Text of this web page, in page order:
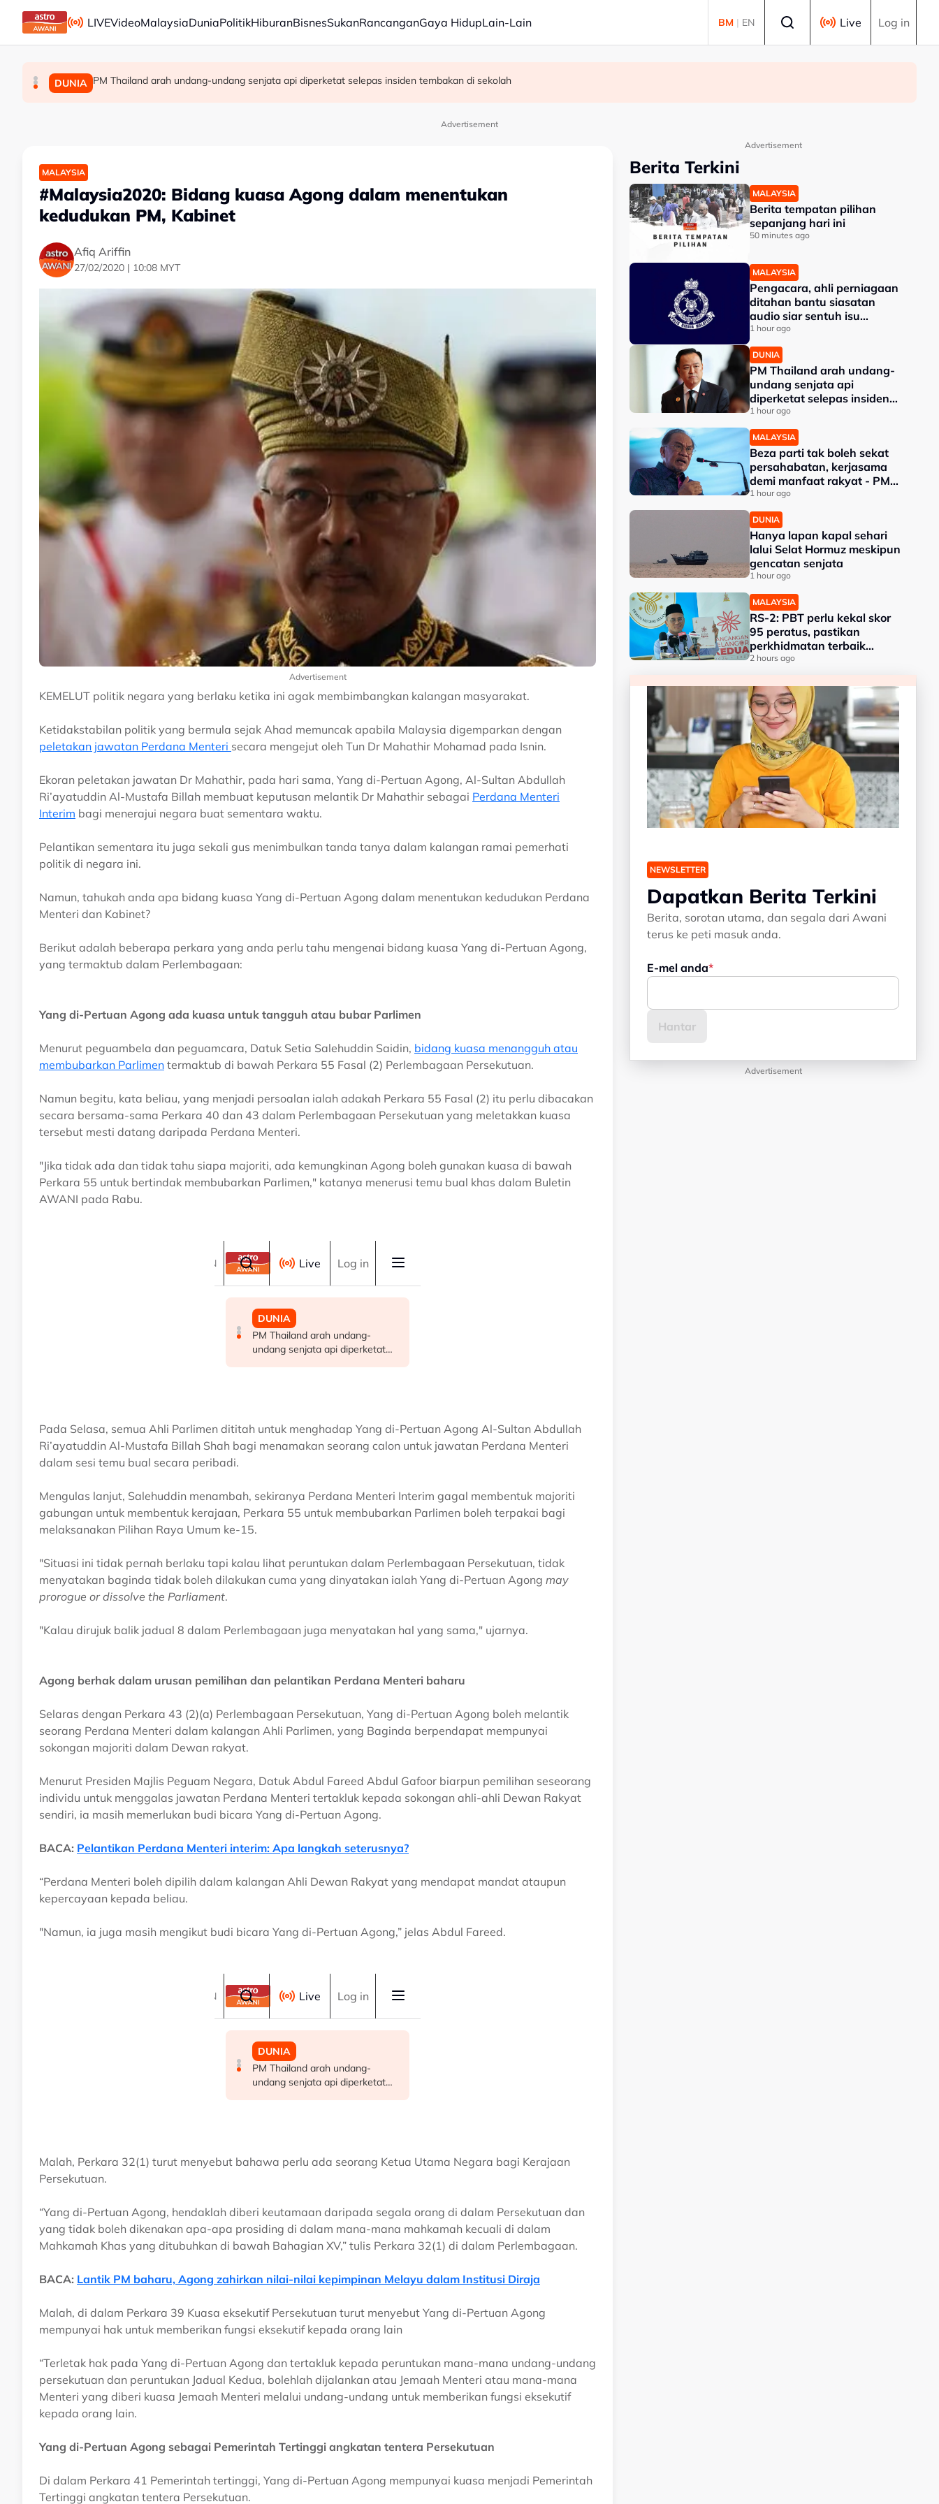
Skip to main content
LIVEVideoMalaysiaDuniaPolitikHiburanBisnesSukanRancanganGaya HidupLain-Lain BM | EN Live Log in
MALAYSIA Berita tempatan pilihan sepanjang hari ini
MALAYSIA Pengacara, ahli perniagaan ditahan bantu siasatan audio siar sentuh isu sensitiviti agama
DUNIA PM Thailand arah undang-undang senjata api diperketat selepas insiden tembakan di sekolah
Advertisement
MALAYSIA
#Malaysia2020: Bidang kuasa Agong dalam menentukan
kedudukan PM, Kabinet
Afiq Ariffin
27/02/2020 | 10:08 MYT
Advertisement
KEMELUT politik negara yang berlaku ketika ini agak membimbangkan kalangan masyarakat.
Ketidakstabilan politik yang bermula sejak Ahad memuncak apabila Malaysia digemparkan dengan
peletakan jawatan Perdana Menteri secara mengejut oleh Tun Dr Mahathir Mohamad pada Isnin.
Ekoran peletakan jawatan Dr Mahathir, pada hari sama, Yang di-Pertuan Agong, Al-Sultan Abdullah
Ri’ayatuddin Al-Mustafa Billah membuat keputusan melantik Dr Mahathir sebagai Perdana Menteri
Interim bagi menerajui negara buat sementara waktu.
Pelantikan sementara itu juga sekali gus menimbulkan tanda tanya dalam kalangan ramai pemerhati
politik di negara ini.
Namun, tahukah anda apa bidang kuasa Yang di-Pertuan Agong dalam menentukan kedudukan Perdana
Menteri dan Kabinet?
Berikut adalah beberapa perkara yang anda perlu tahu mengenai bidang kuasa Yang di-Pertuan Agong,
yang termaktub dalam Perlembagaan:
Yang di-Pertuan Agong ada kuasa untuk tangguh atau bubar Parlimen
Menurut peguambela dan peguamcara, Datuk Setia Salehuddin Saidin, bidang kuasa menangguh atau
membubarkan Parlimen termaktub di bawah Perkara 55 Fasal (2) Perlembagaan Persekutuan.
Namun begitu, kata beliau, yang menjadi persoalan ialah adakah Perkara 55 Fasal (2) itu perlu dibacakan
secara bersama-sama Perkara 40 dan 43 dalam Perlembagaan Persekutuan yang meletakkan kuasa
tersebut mesti datang daripada Perdana Menteri.
"Jika tidak ada dan tidak tahu siapa majoriti, ada kemungkinan Agong boleh gunakan kuasa di bawah
Perkara 55 untuk bertindak membubarkan Parlimen," katanya menerusi temu bual khas dalam Buletin
AWANI pada Rabu.
Pada Selasa, semua Ahli Parlimen dititah untuk menghadap Yang di-Pertuan Agong Al-Sultan Abdullah
Ri’ayatuddin Al-Mustafa Billah Shah bagi menamakan seorang calon untuk jawatan Perdana Menteri
dalam sesi temu bual secara peribadi.
Mengulas lanjut, Salehuddin menambah, sekiranya Perdana Menteri Interim gagal membentuk majoriti
gabungan untuk membentuk kerajaan, Perkara 55 untuk membubarkan Parlimen boleh terpakai bagi
melaksanakan Pilihan Raya Umum ke-15.
"Situasi ini tidak pernah berlaku tapi kalau lihat peruntukan dalam Perlembagaan Persekutuan, tidak
menyatakan baginda tidak boleh dilakukan cuma yang dinyatakan ialah Yang di-Pertuan Agong may
prorogue or dissolve the Parliament.
"Kalau dirujuk balik jadual 8 dalam Perlembagaan juga menyatakan hal yang sama," ujarnya.
Agong berhak dalam urusan pemilihan dan pelantikan Perdana Menteri baharu
Selaras dengan Perkara 43 (2)(a) Perlembagaan Persekutuan, Yang di-Pertuan Agong boleh melantik
seorang Perdana Menteri dalam kalangan Ahli Parlimen, yang Baginda berpendapat mempunyai
sokongan majoriti dalam Dewan rakyat.
Menurut Presiden Majlis Peguam Negara, Datuk Abdul Fareed Abdul Gafoor biarpun pemilihan seseorang
individu untuk menggalas jawatan Perdana Menteri tertakluk kepada sokongan ahli-ahli Dewan Rakyat
sendiri, ia masih memerlukan budi bicara Yang di-Pertuan Agong.
BACA: Pelantikan Perdana Menteri interim: Apa langkah seterusnya?
“Perdana Menteri boleh dipilih dalam kalangan Ahli Dewan Rakyat yang mendapat mandat ataupun
kepercayaan kepada beliau.
"Namun, ia juga masih mengikut budi bicara Yang di-Pertuan Agong,” jelas Abdul Fareed.
Malah, Perkara 32(1) turut menyebut bahawa perlu ada seorang Ketua Utama Negara bagi Kerajaan
Persekutuan.
“Yang di-Pertuan Agong, hendaklah diberi keutamaan daripada segala orang di dalam Persekutuan dan
yang tidak boleh dikenakan apa-apa prosiding di dalam mana-mana mahkamah kecuali di dalam
Mahkamah Khas yang ditubuhkan di bawah Bahagian XV,” tulis Perkara 32(1) di dalam Perlembagaan.
BACA: Lantik PM baharu, Agong zahirkan nilai-nilai kepimpinan Melayu dalam Institusi Diraja
Malah, di dalam Perkara 39 Kuasa eksekutif Persekutuan turut menyebut Yang di-Pertuan Agong
mempunyai hak untuk memberikan fungsi eksekutif kepada orang lain
“Terletak hak pada Yang di-Pertuan Agong dan tertakluk kepada peruntukan mana-mana undang-undang
persekutuan dan peruntukan Jadual Kedua, bolehlah dijalankan atau Jemaah Menteri atau mana-mana
Menteri yang diberi kuasa Jemaah Menteri melalui undang-undang untuk memberikan fungsi eksekutif
kepada orang lain.
Yang di-Pertuan Agong sebagai Pemerintah Tertinggi angkatan tentera Persekutuan
Di dalam Perkara 41 Pemerintah tertinggi, Yang di-Pertuan Agong mempunyai kuasa menjadi Pemerintah
Tertinggi angkatan tentera Persekutuan.
Advertisement
Berita Terkini
MALAYSIA
Berita tempatan pilihan
sepanjang hari ini
50 minutes ago
MALAYSIA
Pengacara, ahli perniagaan
ditahan bantu siasatan
audio siar sentuh isu
sensitiviti agama
1 hour ago
DUNIA
PM Thailand arah undang-
undang senjata api
diperketat selepas insiden
tembakan di sekolah
1 hour ago
MALAYSIA
Beza parti tak boleh sekat
persahabatan, kerjasama
demi manfaat rakyat - PM
Anwar
1 hour ago
DUNIA
Hanya lapan kapal sehari
lalui Selat Hormuz meskipun
gencatan senjata
1 hour ago
MALAYSIA
RS-2: PBT perlu kekal skor
95 peratus, pastikan
perkhidmatan terbaik
kepada rakyat - Amirudin
2 hours ago
NEWSLETTER
Dapatkan Berita Terkini
Berita, sorotan utama, dan segala dari Awani
terus ke peti masuk anda.
E-mel anda
Advertisement